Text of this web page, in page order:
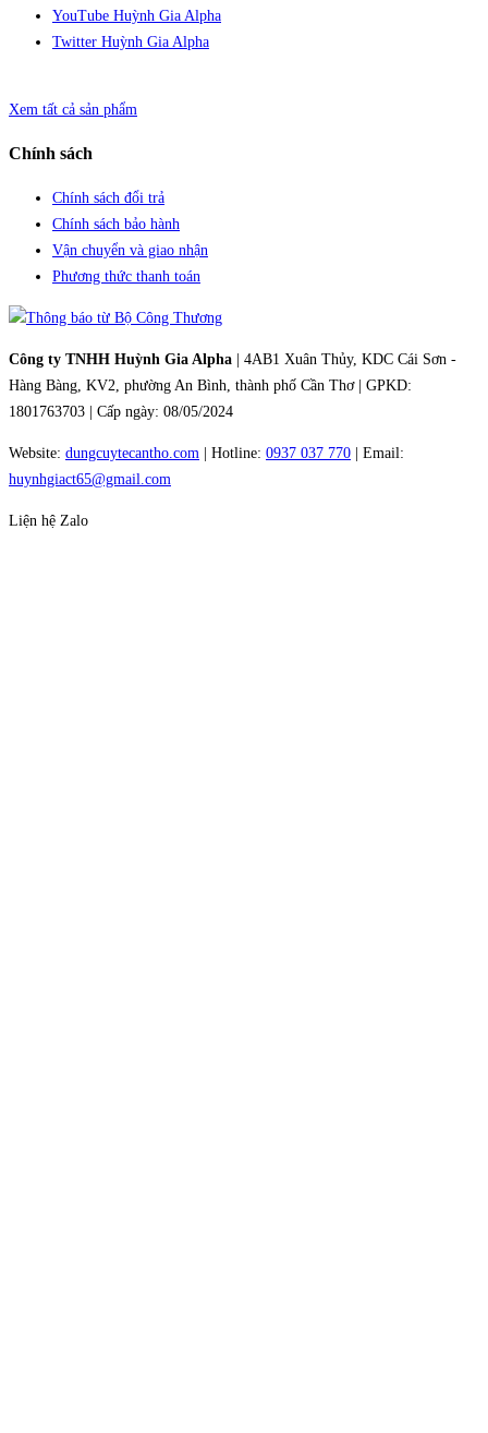
YouTube Huỳnh Gia Alpha
Twitter Huỳnh Gia Alpha
Xem tất cả sản phẩm
Chính sách
Chính sách đổi trả
Chính sách bảo hành
Vận chuyển và giao nhận
Phương thức thanh toán
Công ty TNHH Huỳnh Gia Alpha | 4AB1 Xuân Thủy, KDC Cái Sơn -
Hàng Bàng, KV2, phường An Bình, thành phố Cần Thơ | GPKD:
1801763703 | Cấp ngày: 08/05/2024
Website: dungcuytecantho.com | Hotline: 0937 037 770 | Email:
huynhgiact65@gmail.com
Liện hệ Zalo